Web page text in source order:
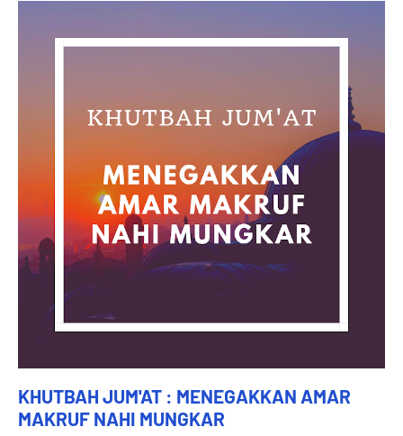
KHUTBAH JUM'AT : MENEGAKKAN AMAR
MAKRUF NAHI MUNGKAR